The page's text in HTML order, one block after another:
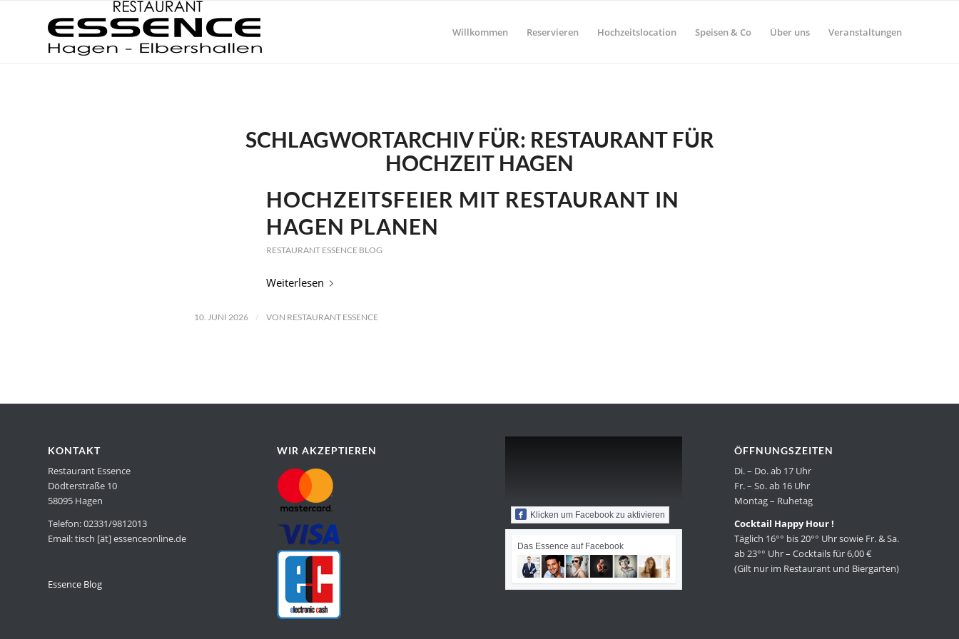
Willkommen Reservieren Hochzeitslocation Speisen & Co Über uns Veranstaltungen
SCHLAGWORTARCHIV FÜR: RESTAURANT FÜR
HOCHZEIT HAGEN
HOCHZEITSFEIER MIT RESTAURANT IN
HAGEN PLANEN
RESTAURANT ESSENCE BLOG
Weiterlesen
10. JUNI 2026 / VON RESTAURANT ESSENCE
KONTAKT
Restaurant Essence
Dödterstraße 10
58095 Hagen
Telefon: 02331/9812013
Email: tisch [ät] essenceonline.de
Essence Blog
WIR AKZEPTIEREN
Klicken um Facebook zu aktivieren
Das Essence auf Facebook
ÖFFNUNGSZEITEN
Di. – Do. ab 17 Uhr
Fr. – So. ab 16 Uhr
Montag – Ruhetag
Cocktail Happy Hour !
Täglich 16°° bis 20°° Uhr sowie Fr. & Sa.
ab 23°° Uhr – Cocktails für 6,00 €
(Gilt nur im Restaurant und Biergarten)